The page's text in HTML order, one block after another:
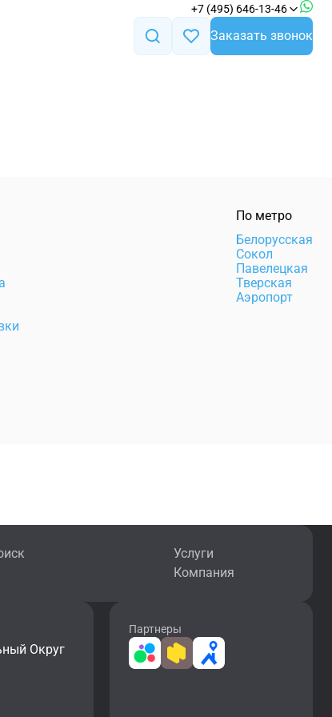
+7 (495) 646-13-46
Заказать звонок
По метро
Белорусская
Сокол
Павелецкая
Тверская
Аэропорт
Услуги
Компания
Округ
Партнеры